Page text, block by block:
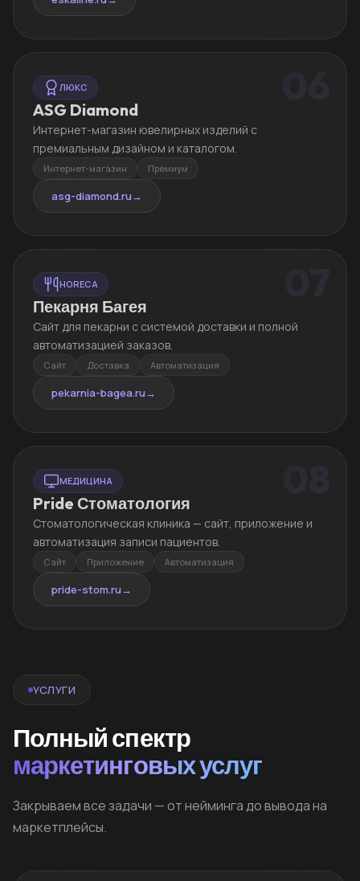
ЛЮКС
ASG Diamond
Интернет-магазин ювелирных изделий с
премиальным дизайном и каталогом.
Интернет-магазин Премиум
asg-diamond.ru→
HORECA
Пекарня Багея
Сайт для пекарни с системой доставки и полной
автоматизацией заказов.
Сайт Доставка Автоматизация
pekarnia-bagea.ru→
МЕДИЦИНА
Pride Стоматология
Стоматологическая клиника — сайт, приложение и
автоматизация записи пациентов.
Сайт Приложение Автоматизация
pride-stom.ru→
УСЛУГИ
Полный спектр
маркетинговых услуг
Закрываем все задачи — от нейминга до вывода на
маркетплейсы.